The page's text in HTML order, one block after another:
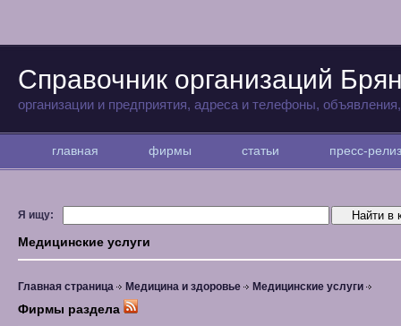
Справочник организаций
организации и предприятия, адреса и телефоны,
главная фирмы статьи пресс-
Я ищу:
Медицинские услуги
Главная страница Медицина и здоровье Медицинские услуги
Фирмы раздела